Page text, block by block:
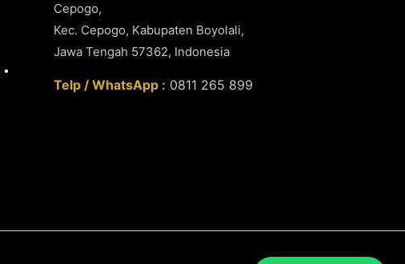
•
Cepogo,
Kec. Cepogo, Kabupaten Boyolali,
Jawa Tengah 57362, Indonesia
Telp / WhatsApp : 0811 265 899